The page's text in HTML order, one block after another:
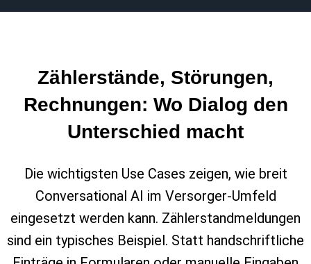
Zählerstände, Störungen,
Rechnungen: Wo Dialog den
Unterschied macht
Die wichtigsten Use Cases zeigen, wie breit
Conversational AI im Versorger‑Umfeld
eingesetzt werden kann. Zählerstandmeldungen
sind ein typisches Beispiel. Statt handschriftliche